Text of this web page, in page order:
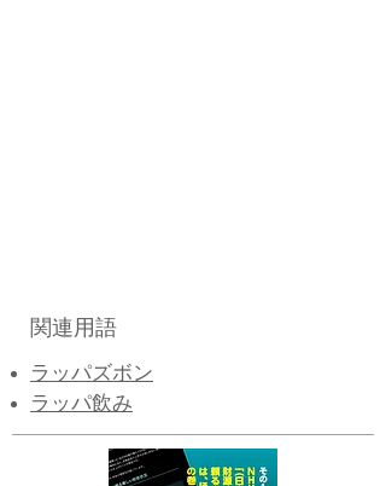
関連用語
ラッパズボン
ラッパ飲み